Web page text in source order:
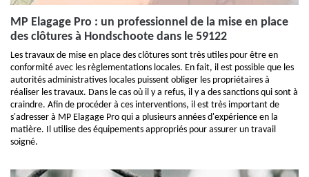
MP Elagage Pro : un professionnel de la mise en place
des clôtures à Hondschoote dans le 59122
Les travaux de mise en place des clôtures sont très utiles pour être en
conformité avec les règlementations locales. En fait, il est possible que les
autorités administratives locales puissent obliger les propriétaires à
réaliser les travaux. Dans le cas où il y a refus, il y a des sanctions qui sont à
craindre. Afin de procéder à ces interventions, il est très important de
s'adresser à MP Elagage Pro qui a plusieurs années d'expérience en la
matière. Il utilise des équipements appropriés pour assurer un travail
soigné.